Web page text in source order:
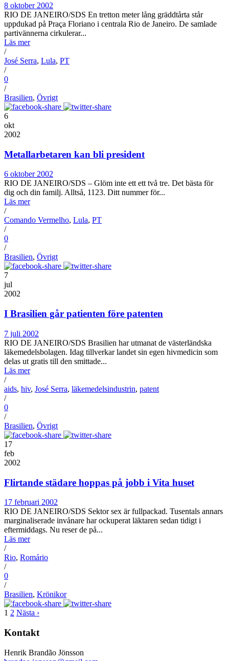
8 oktober 2002
RIO DE JANEIRO/SDS En tretton meter lång gräddtårta står
uppdukad på Praça Floriano i centrala Rio de Janeiro. De samlade
partivännerna cirkulerar...
Läs mer
/
José Serra, Lula, PT
/
0
/
Brasilien, Övrigt
6
okt
2002
Metallarbetaren kan bli president
6 oktober 2002
RIO DE JANEIRO/SDS – Glöm inte ett ett två tre. Det bästa för
dig och din familj. Alltså, 1123. Ditt nummer för...
Läs mer
/
Comando Vermelho, Lula, PT
/
0
/
Brasilien, Övrigt
7
jul
2002
I Brasilien går patienten före patenten
7 juli 2002
RIO DE JANEIRO/SDS Brasilien har utmanat de västerländska
läkemedelsbolagen. Idag tillverkar landet sin egen hivmedicin som
delas ut gratis till den smittade...
Läs mer
/
aids, hiv, José Serra, läkemedelsindustrin, patent
/
0
/
Brasilien, Övrigt
17
feb
2002
Flirtande städare hoppas på jobb i Vita huset
17 februari 2002
RIO DE JANEIRO/SDS Sektor sex är fullpackad. Tusentals annars
marginaliserade invånare har ockuperat läktaren sedan tidigt i
eftermiddags. Nu reser de på...
Läs mer
/
Rio, Romário
/
0
/
Brasilien, Krönikor
1 2 Nästa ›
Kontakt
Henrik Brandão Jönsson